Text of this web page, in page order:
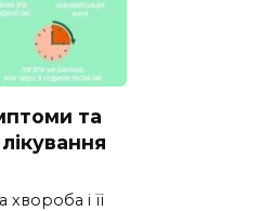
та
і її